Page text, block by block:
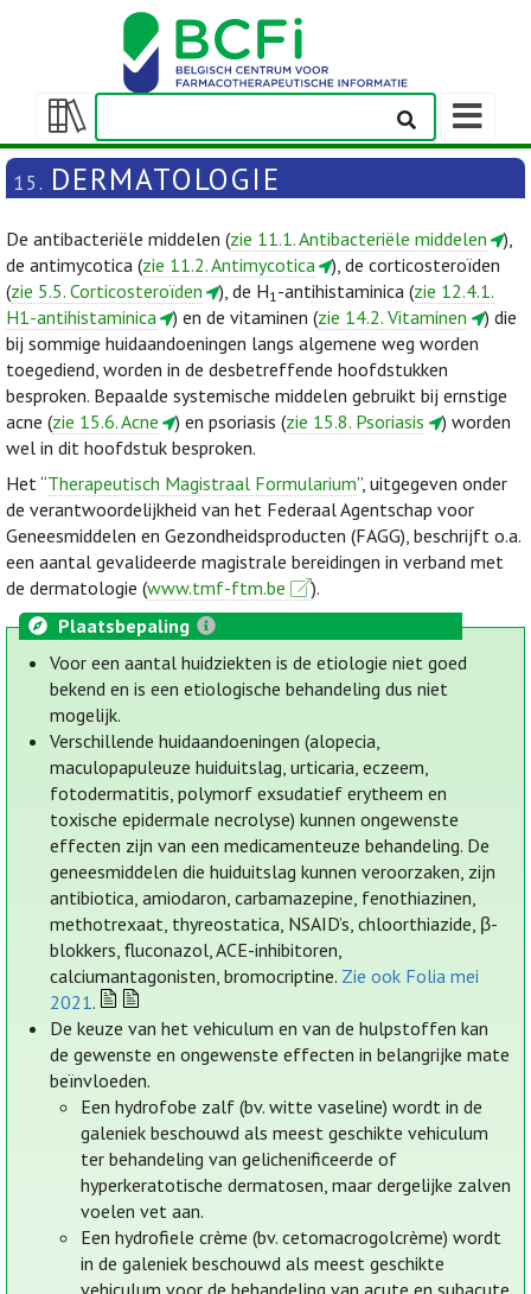
Weergeven/verbergen
inhoudstafel
15. DERMATOLOGIE
De antibacteriële middelen (zie 11.1. Antibacteriële middelen
),
de antimycotica (zie 11.2. Antimycotica
), de corticosteroïden
(zie 5.5. Corticosteroïden ), de H1-antihistaminica (zie 12.4.1.
H1-antihistaminica
) en de vitaminen (zie 14.2. Vitaminen
) die
bij sommige huidaandoeningen langs algemene weg worden
toegediend, worden in de desbetreffende hoofdstukken
besproken. Bepaalde systemische middelen gebruikt bij ernstige
acne (zie 15.6. Acne ) en psoriasis (zie 15.8. Psoriasis
) worden
wel in dit hoofdstuk besproken.
Het “Therapeutisch Magistraal Formularium”, uitgegeven onder
de verantwoordelijkheid van het Federaal Agentschap voor
Geneesmiddelen en Gezondheidsproducten (FAGG), beschrijft o.a.
een aantal gevalideerde magistrale bereidingen in verband met
de dermatologie (www.tmf-ftm.be
).
Plaatsbepaling
Voor een aantal huidziekten is de etiologie niet goed
bekend en is een etiologische behandeling dus niet
mogelijk.
Verschillende huidaandoeningen (alopecia,
maculopapuleuze huiduitslag, urticaria, eczeem,
fotodermatitis, polymorf exsudatief erytheem en
toxische epidermale necrolyse) kunnen ongewenste
effecten zijn van een medicamenteuze behandeling. De
geneesmiddelen die huiduitslag kunnen veroorzaken, zijn
antibiotica, amiodaron, carbamazepine, fenothiazinen,
methotrexaat, thyreostatica, NSAID’s, chloorthiazide, β-
blokkers, fluconazol, ACE-inhibitoren,
calciumantagonisten, bromocriptine. Zie ook Folia mei
2021.
De keuze van het vehiculum en van de hulpstoffen kan
de gewenste en ongewenste effecten in belangrijke mate
beïnvloeden.
Een hydrofobe zalf (bv. witte vaseline) wordt in de
galeniek beschouwd als meest geschikte vehiculum
ter behandeling van gelichenificeerde of
hyperkeratotische dermatosen, maar dergelijke zalven
voelen vet aan.
Een hydrofiele crème (bv. cetomacrogolcrème) wordt
in de galeniek beschouwd als meest geschikte